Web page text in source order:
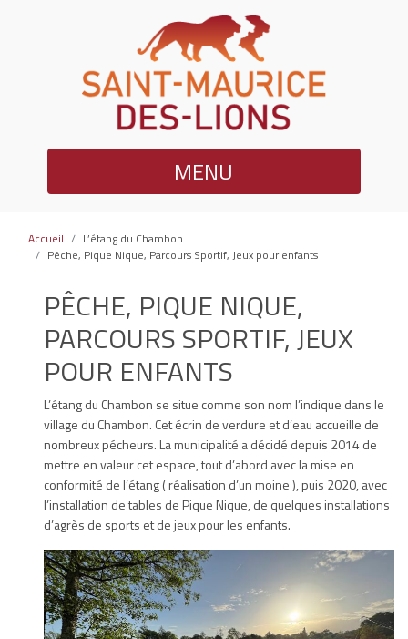
MENU
Accueil
L’étang du Chambon
Pêche, Pique Nique, Parcours Sportif, Jeux pour enfants
PÊCHE, PIQUE NIQUE,
PARCOURS SPORTIF, JEUX
POUR ENFANTS
L’étang du Chambon se situe comme son nom l’indique dans le
village du Chambon. Cet écrin de verdure et d’eau accueille de
nombreux pécheurs. La municipalité a décidé depuis 2014 de
mettre en valeur cet espace, tout d’abord avec la mise en
conformité de l’étang ( réalisation d’un moine ), puis 2020, avec
l’installation de tables de Pique Nique, de quelques installations
d’agrès de sports et de jeux pour les enfants.